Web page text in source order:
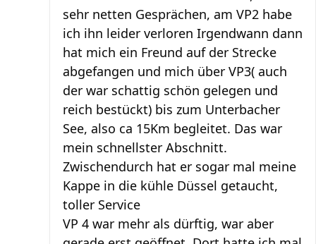
sehr netten Gesprächen, am VP2 habe
ich ihn leider verloren Irgendwann dann
hat mich ein Freund auf der Strecke
abgefangen und mich über VP3( auch
der war schattig schön gelegen und
reich bestückt) bis zum Unterbacher
See, also ca 15Km begleitet. Das war
mein schnellster Abschnitt.
Zwischendurch hat er sogar mal meine
Kappe in die kühle Düssel getaucht,
toller Service
VP 4 war mehr als dürftig, war aber